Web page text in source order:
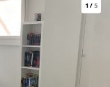
1/ 5